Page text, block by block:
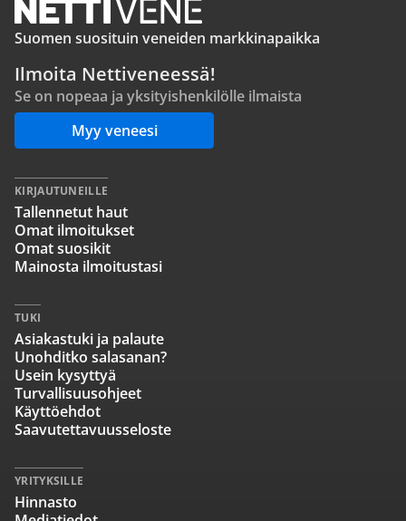
Suomen suosituin veneiden markkinapaikka
Ilmoita Nettiveneessä!
Se on nopeaa ja yksityishenkilölle ilmaista
Myy veneesi
KIRJAUTUNEILLE
Tallennetut haut
Omat ilmoitukset
Omat suosikit
Mainosta ilmoitustasi
TUKI
Asiakastuki ja palaute
Unohditko salasanan?
Usein kysyttyä
Turvallisuusohjeet
Käyttöehdot
Saavutettavuusseloste
YRITYKSILLE
Hinnasto